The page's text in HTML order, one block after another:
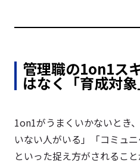
管理職の1on1ス
はなく「育成対
1on1がうまくいかないとき
いない人がいる」「コミュ
といった捉え方がされること